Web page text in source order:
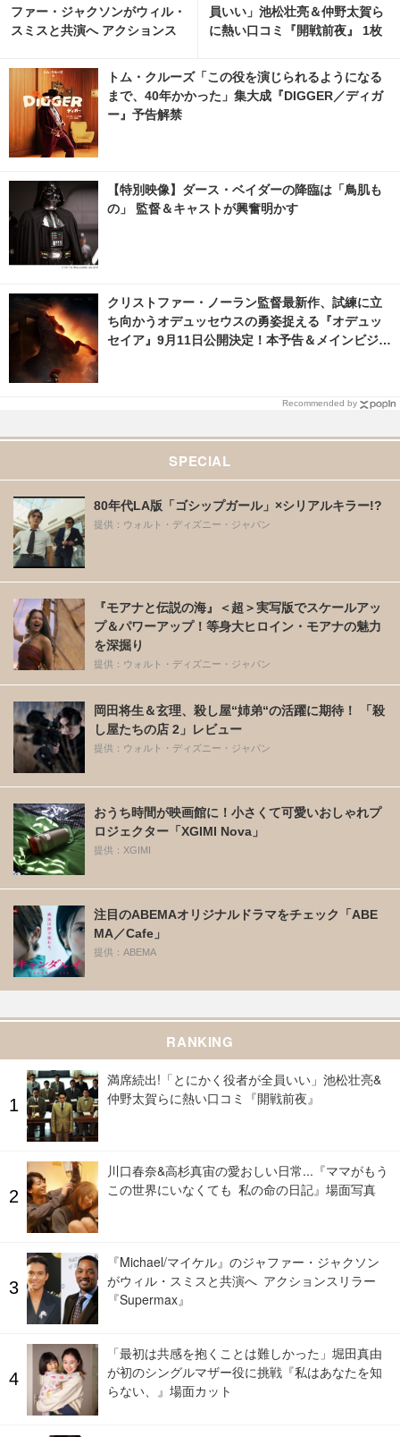
ファー・ジャクソンがウィル・
スミスと共演へ アクションス
写真・画像 | cinemacafe.net
員いい」池松壮亮＆仲野太賀ら
に熱い口コミ『開戦前夜』 1枚
トム・クルーズ「この役を演じられるようになる
まで、40年かかった」集大成『DIGGER／ディガ
ー』予告解禁
【特別映像】ダース・ベイダーの降臨は「鳥肌も
の」 監督＆キャストが興奮明かす
クリストファー・ノーラン監督最新作、試練に立
ち向かうオデュッセウスの勇姿捉える『オデュッ
セイア』9月11日公開決定！本予告＆メインビジュ
Recommended by
SPECIAL
80年代LA版「ゴシップガール」×シリアルキラー!?
提供：ウォルト・ディズニー・ジャパン
『モアナと伝説の海』＜超＞実写版でスケールアッ
プ＆パワーアップ！等身大ヒロイン・モアナの魅力
を深掘り
提供：ウォルト・ディズニー・ジャパン
岡田将生＆玄理、殺し屋“姉弟“の活躍に期待！ 「殺
し屋たちの店 2」レビュー
提供：ウォルト・ディズニー・ジャパン
おうち時間が映画館に！小さくて可愛いおしゃれプ
ロジェクター「XGIMI Nova」
提供：XGIMI
注目のABEMAオリジナルドラマをチェック「ABE
MA／Cafe」
提供：ABEMA
RANKING
満席続出!「とにかく役者が全員いい」池松壮亮&
仲野太賀らに熱い口コミ『開戦前夜』
川口春奈&高杉真宙の愛おしい日常...『ママがもう
この世界にいなくても 私の命の日記』場面写真
『Michael/マイケル』のジャファー・ジャクソン
がウィル・スミスと共演へ アクションスリラー
『Supermax』
「最初は共感を抱くことは難しかった」堀田真由
が初のシングルマザー役に挑戦『私はあなたを知
らない、』場面カット